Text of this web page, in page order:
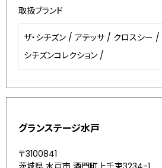
取扱ブランド
ザ・シチズン / アテッサ / クロスシー /
シチズンコレクション /
グランステージ水戸
〒3100841